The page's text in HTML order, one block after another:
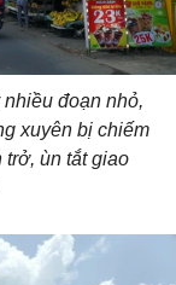
đoạn nhỏ,
xuyên bị chiếm
trở, ùn tắt giao